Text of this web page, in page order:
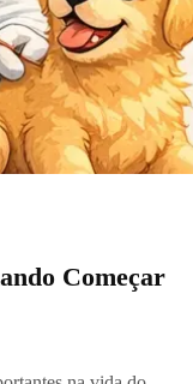
Começar